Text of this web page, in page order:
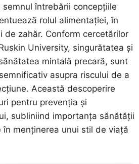
întrebării concepțiile
rolul alimentației, în
de zahăr. Conform cercetărilor
University, singurătatea și
mintală precară, sunt
asupra riscului de a
Această descoperire
pentru prevenția și
subliniind importanța sănătății
în menținerea unui stil de viață